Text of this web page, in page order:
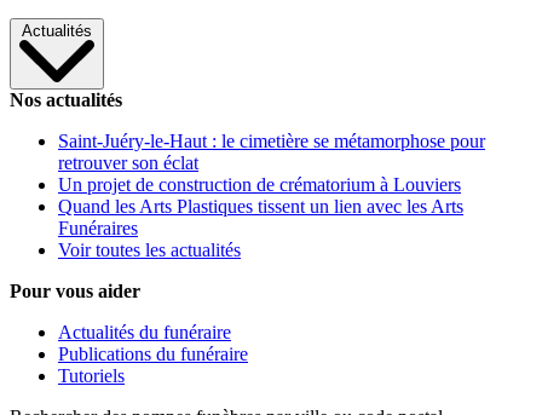
Actualités
Nos actualités
Saint-Juéry-le-Haut : le cimetière se métamorphose pour
retrouver son éclat
Un projet de construction de crématorium à Louviers
Quand les Arts Plastiques tissent un lien avec les Arts
Funéraires
Voir toutes les actualités
Pour vous aider
Actualités du funéraire
Publications du funéraire
Tutoriels